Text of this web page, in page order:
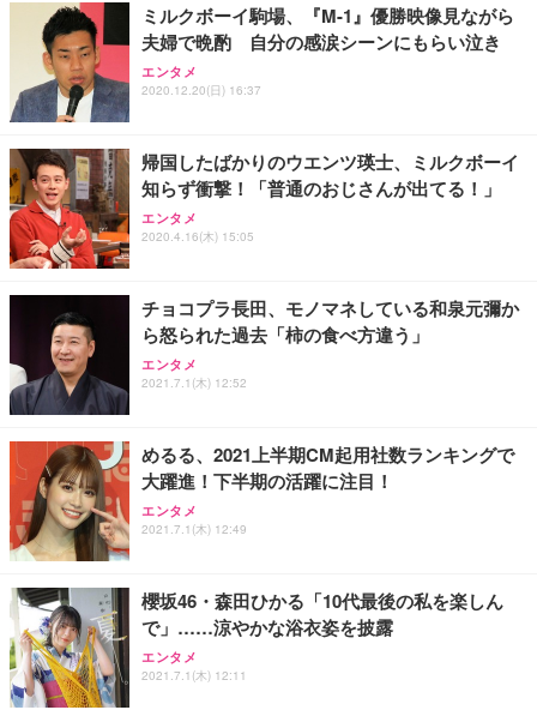
務用 おしゃれ パソコンチェア (ブラック)
Sezlife オフィスチェア デスクチェア 疲れない テレ
ワーク チェア 強化バックレスト 30度ロッキング機
能 人間工学 椅子 腰サポート 90度跳ね上げ式アーム
務用 おしゃれ パソコンチェア (ホワイト)
ANDWINT オフィスチェア デスクチェア 肘なし メ
ッシュ 通気性 ランバーサポート付き 腰サポート ガ
ス圧無段階昇降 360度回転 キャスター付き コンパク
【整備済み品】Dell E2724HS 27インチ 液晶モニタ
ー フルHD（1920×1080）VA 非光沢 HDMI/DisplayP
ort/VGA スピーカー内蔵 高さ調整 スイベル VESA対
【MiniLED/24.5inch/280Hz/FHD】GRAPHT THE S
HOOTER Gaming Monitor 24” Essential ゲーミン
グモニター QD 24.5インチ 1ms FHD 量子ドット 残
Smart Basic(スマートベーシック) 【Amazon.co.jp
限定】 Smart Basic アイリスオーヤマ ペットシーツ
超厚型 お徳用 ワイド 100枚入 (x 1) (ケース販売)
アイリスオーヤマ ペットシーツ 超厚型 お徳用 レギ
ュラー 200枚入【Amazon.co.jp限定】
ミルクボーイ駒場、『M-1』優勝映像見ながら
夫婦で晩酌 自分の感涙シーンにもらい泣き
エンタメ
2020.12.20(日) 16:37
帰国したばかりのウエンツ瑛士、ミルクボーイ
知らず衝撃！「普通のおじさんが出てる！」
エンタメ
2020.4.16(木) 15:05
チョコプラ長田、モノマネしている和泉元彌か
ら怒られた過去「柿の食べ方違う」
エンタメ
2021.7.1(木) 12:52
めるる、2021上半期CM起用社数ランキングで
大躍進！下半期の活躍に注目！
エンタメ
2021.7.1(木) 12:49
櫻坂46・森田ひかる「10代最後の私を楽しん
で」……涼やかな浴衣姿を披露
エンタメ
2021.7.1(木) 12:11